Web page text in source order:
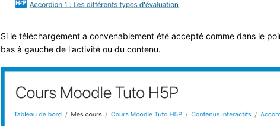
Si le téléchargement a convenablement été accepté comme dans le
bas à gauche de l'activité ou du contenu.